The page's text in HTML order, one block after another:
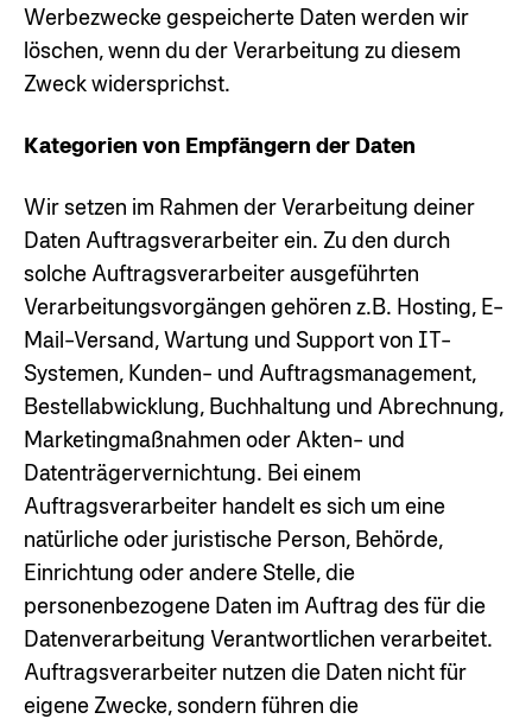
Werbezwecke gespeicherte Daten werden wir
löschen, wenn du der Verarbeitung zu diesem
Zweck widersprichst.
Kategorien von Empfängern der Daten
Wir setzen im Rahmen der Verarbeitung deiner
Daten Auftragsverarbeiter ein. Zu den durch
solche Auftragsverarbeiter ausgeführten
Verarbeitungsvorgängen gehören z.B. Hosting, E-
Mail-Versand, Wartung und Support von IT-
Systemen, Kunden- und Auftragsmanagement,
Bestellabwicklung, Buchhaltung und Abrechnung,
Marketingmaßnahmen oder Akten- und
Datenträgervernichtung. Bei einem
Auftragsverarbeiter handelt es sich um eine
natürliche oder juristische Person, Behörde,
Einrichtung oder andere Stelle, die
personenbezogene Daten im Auftrag des für die
Datenverarbeitung Verantwortlichen verarbeitet.
Auftragsverarbeiter nutzen die Daten nicht für
eigene Zwecke, sondern führen die